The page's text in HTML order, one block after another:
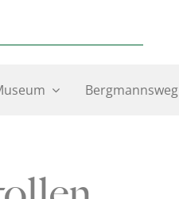
Bergmannsweg